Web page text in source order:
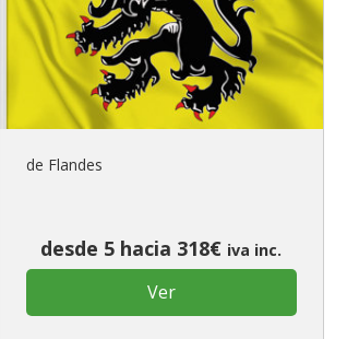
de Flandes
desde 5 hacia 318€ iva inc.
Ver